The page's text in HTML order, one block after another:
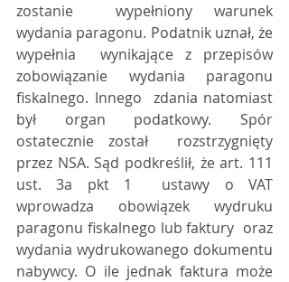
zostanie  wypełniony warunek
wydania paragonu. Podatnik uznał, że
wypełnia  wynikające z przepisów
zobowiązanie wydania paragonu
fiskalnego. Innego  zdania natomiast
był organ podatkowy. Spór
ostatecznie został  rozstrzygnięty
przez NSA. Sąd podkreślił, że art. 111
ust. 3a pkt 1  ustawy o VAT
wprowadza obowiązek wydruku
paragonu fiskalnego lub faktury  oraz
wydania wydrukowanego dokumentu
nabywcy. O ile jednak faktura może